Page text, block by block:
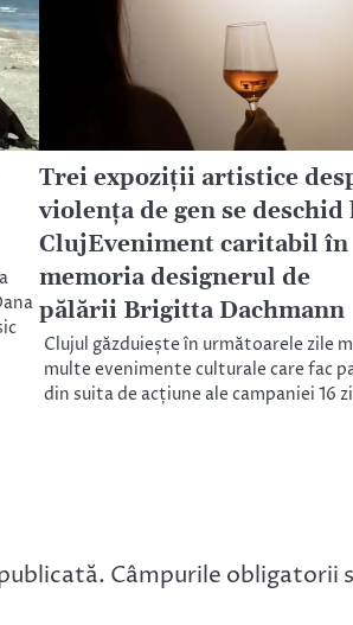
Trei expoziții artistice
violența de gen se deschid
ClujEveniment caritabil în
memoria designerul de
pălării Brigitta Dachmann
Clujul găzduiește în următoarele zile
multe evenimente culturale care fac
din suita de acțiune ale campaniei 16
Câmpurile obligatorii